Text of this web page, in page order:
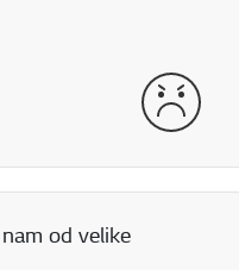
od velike